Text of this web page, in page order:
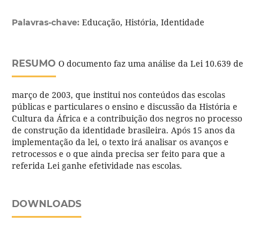
Palavras-chave: Educação, História, Identidade
RESUMO O documento faz uma análise da Lei 10.639 de
março de 2003, que institui nos conteúdos das escolas
públicas e particulares o ensino e discussão da História e
Cultura da África e a contribuição dos negros no processo
de construção da identidade brasileira. Após 15 anos da
implementação da lei, o texto irá analisar os avanços e
retrocessos e o que ainda precisa ser feito para que a
referida Lei ganhe efetividade nas escolas.
DOWNLOADS